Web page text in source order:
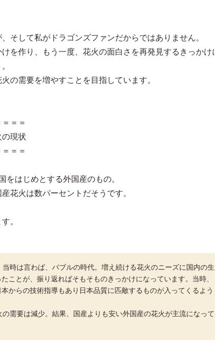
そして私がドラゴンズファンだからではありません。
を作り、もう一度、花火の面白さを再発見するきっかけ
の需要を増やすことを目指しています。
＝＝
現状
＝＝
をはじめとする外国産のもの。
花火は数パーセントだそうです。
。
時は言わば、バブルの時代。増え続ける花火のニーズに国内の生
ことが、振り返ればそもそものきっかけになっています。当時、
からの技術指導もあり日本品質に匹敵するものが入ってくるよう
需要は減少。結果、国産よりも安い外国産の花火が主流になって